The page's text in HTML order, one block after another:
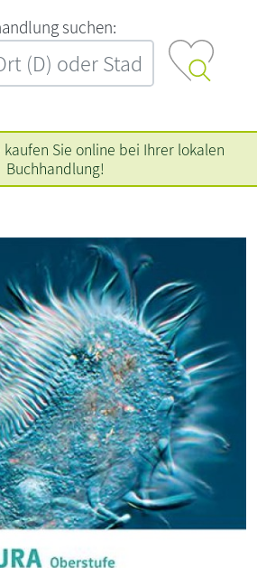
‍s‍u‍c‍h‍e‍n‍:‍
kaufen Sie online bei Ihrer lokalen
Buchhandlung!